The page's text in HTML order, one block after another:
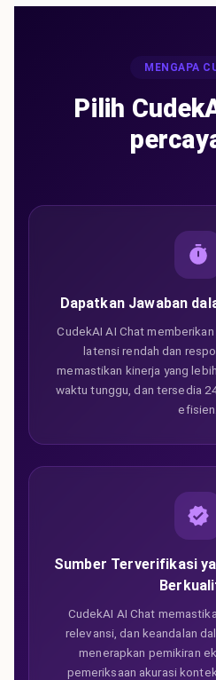
MENGAPA
Pilih
Dapatkan Jawaban
CudekAI AI Chat
latensi rendah dan
memastikan kinerja yang
waktu tunggu, dan tersedia
efisien.
Sumber Terverifikasi
CudekAI AI Chat
relevansi, dan keandalan
menerapkan pemikiran
pemeriksaan akurasi